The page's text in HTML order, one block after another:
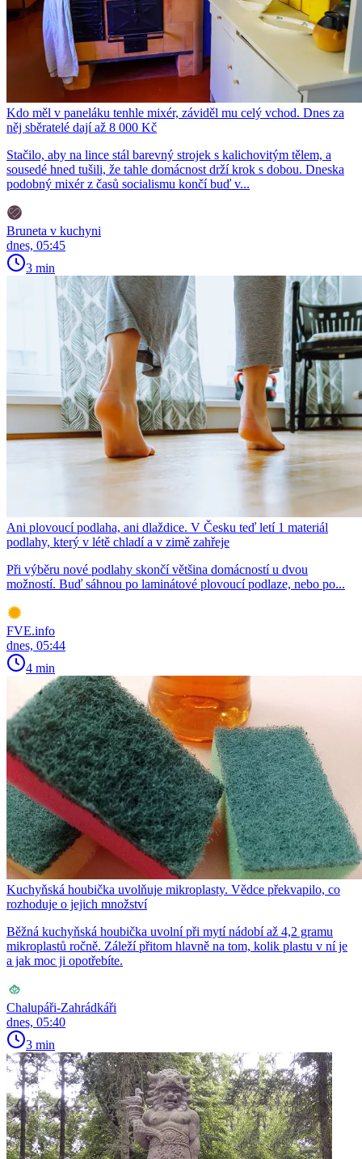
Kdo měl v paneláku tenhle mixér, záviděl mu celý vchod. Dnes za
něj sběratelé dají až 8 000 Kč
Stačilo, aby na lince stál barevný strojek s kalichovitým tělem, a
sousedé hned tušili, že tahle domácnost drží krok s dobou. Dneska
podobný mixér z časů socialismu končí buď v...
Bruneta v kuchyni
dnes, 05:45
3 min
Ani plovoucí podlaha, ani dlaždice. V Česku teď letí 1 materiál
podlahy, který v létě chladí a v zimě zahřeje
Při výběru nové podlahy skončí většina domácností u dvou
možností. Buď sáhnou po laminátové plovoucí podlaze, nebo po...
FVE.info
dnes, 05:44
4 min
Kuchyňská houbička uvolňuje mikroplasty. Vědce překvapilo, co
rozhoduje o jejich množství
Běžná kuchyňská houbička uvolní při mytí nádobí až 4,2 gramu
mikroplastů ročně. Záleží přitom hlavně na tom, kolik plastu v ní je
a jak moc ji opotřebíte.
Chalupáři-Zahrádkáři
dnes, 05:40
3 min